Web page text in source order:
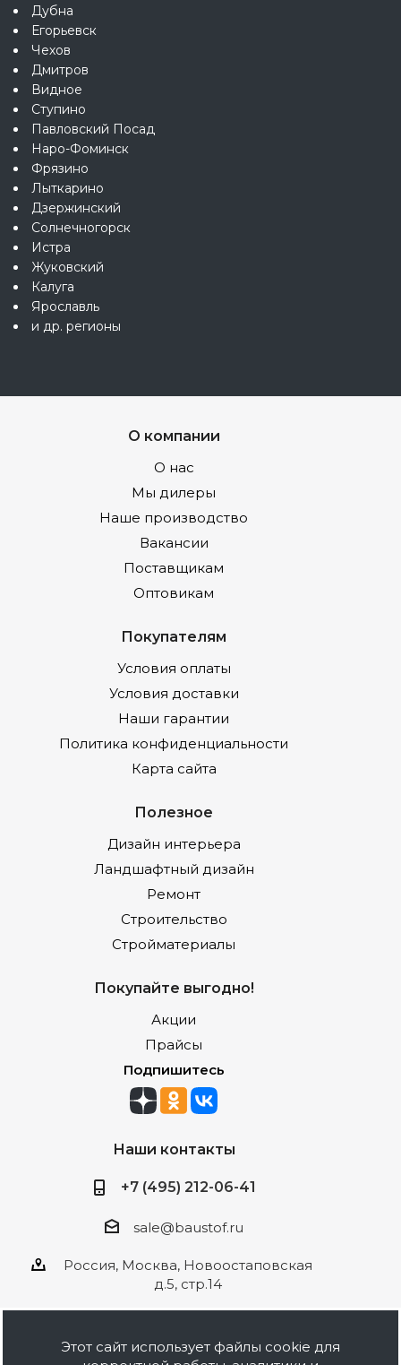
Дубна
Егорьевск
Чехов
Дмитров
Видное
Ступино
Павловский Посад
Наро-Фоминск
Фрязино
Лыткарино
Дзержинский
Солнечногорск
Истра
Жуковский
Калуга
Ярославль
и др. регионы
О компании
О нас
Мы дилеры
Наше производство
Вакансии
Поставщикам
Оптовикам
Покупателям
Условия оплаты
Условия доставки
Наши гарантии
Политика конфиденциальности
Карта сайта
Полезное
Дизайн интерьера
Ландшафтный дизайн
Ремонт
Строительство
Стройматериалы
Покупайте выгодно!
Акции
Прайсы
Подпишитесь
Наши контакты
+7 (495) 212-06-41
sale@baustof.ru
Россия, Москва, Новоостаповская
д.5, стр.14
Этот сайт использует файлы cookie для